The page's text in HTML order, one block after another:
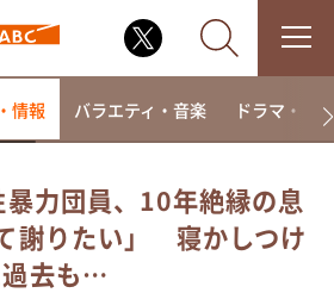
ぎるTV
情報 バラエティ・音楽 ドラマ・映画
力団員、10年絶縁の息
謝りたい」 寝かしつけ
過去も…